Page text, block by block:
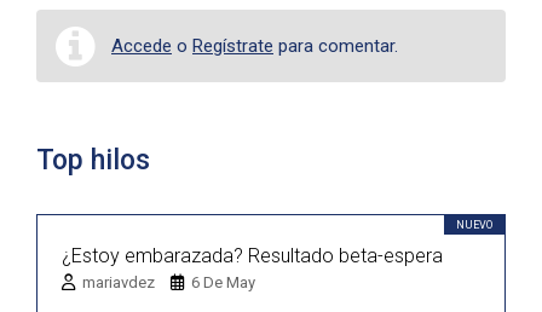
Accede o Regístrate para comentar.
Top hilos
NUEVO
¿Estoy embarazada? Resultado beta-espera
mariavdez 6 De May